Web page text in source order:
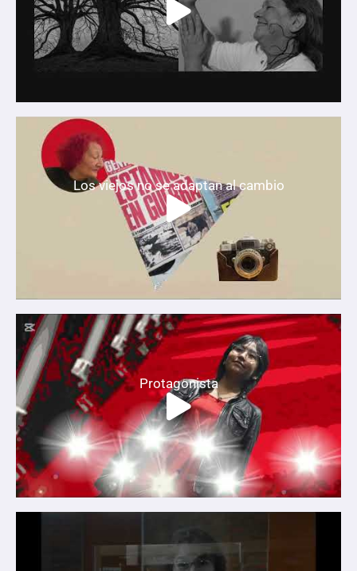
Los viejos no se adaptan al cambio
Protagonista